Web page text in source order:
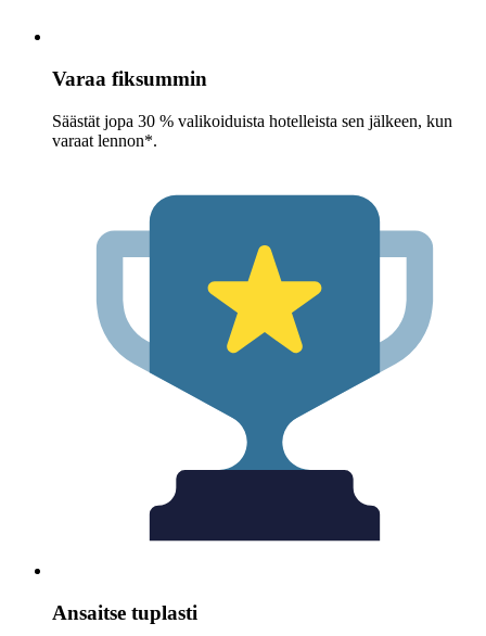
Varaa fiksummin
Säästät jopa 30 % valikoiduista hotelleista sen jälkeen, kun
varaat lennon*.
Ansaitse tuplasti